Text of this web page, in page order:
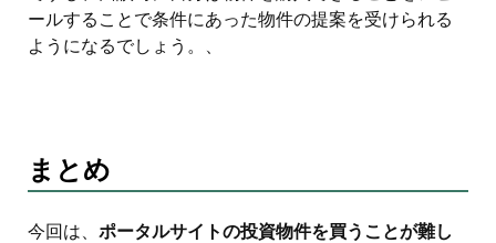
ールすることで条件にあった物件の提案を受けられる
ようになるでしょう。、
まとめ
今回は、 ポータルサイトの投資物件を買うことが難し